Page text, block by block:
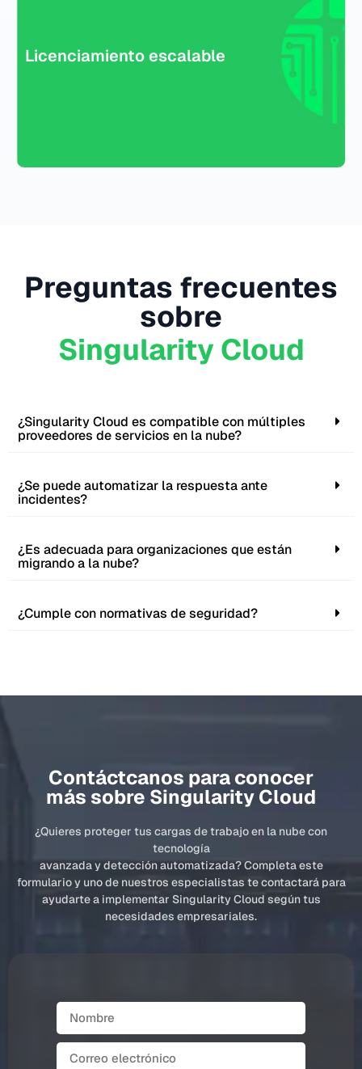
Licenciamiento escalable
Preguntas frecuentes
sobre
Singularity Cloud
¿Singularity Cloud es compatible con múltiples
proveedores de servicios en la nube?
¿Se puede automatizar la respuesta ante
incidentes?
¿Es adecuada para organizaciones que están
migrando a la nube?
¿Cumple con normativas de seguridad?
Contáctcanos para conocer
más sobre Singularity Cloud
¿Quieres proteger tus cargas de trabajo en la nube con
tecnología
avanzada y detección automatizada? Completa este
formulario y uno de nuestros especialistas te contactará para
ayudarte a implementar Singularity Cloud según tus
necesidades empresariales.